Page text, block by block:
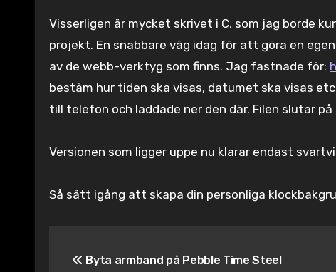
Visserligen är mycket skrivet i C, som jag borde
projekt. En snabbare väg idag för att göra en
av de webb-verktyg som finns. Jag fastnade för:
bestäm hur tiden ska visas, datumet ska visas
till telefon och laddade ner den där. Filen slutar på
Versionen som ligger uppe nu klarar endast
Så sätt igång att skapa din personliga
Byta armband på Pebble Time Steel